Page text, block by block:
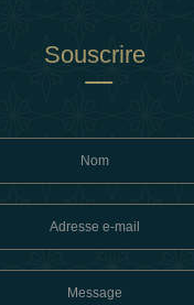
Souscrire